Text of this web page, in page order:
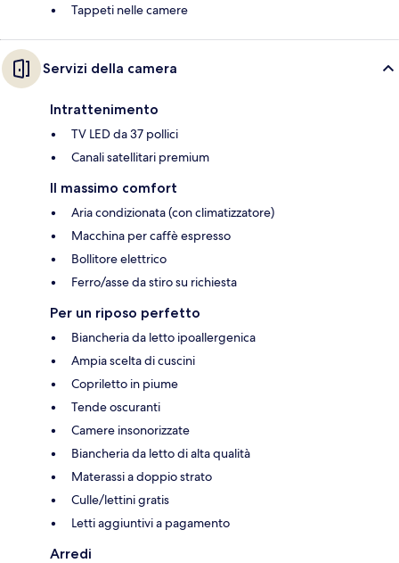
Tappeti nelle camere
Servizi della camera
Intrattenimento
TV LED da 37 pollici
Canali satellitari premium
Il massimo comfort
Aria condizionata (con climatizzatore)
Macchina per caffè espresso
Bollitore elettrico
Ferro/asse da stiro su richiesta
Per un riposo perfetto
Biancheria da letto ipoallergenica
Ampia scelta di cuscini
Copriletto in piume
Tende oscuranti
Camere insonorizzate
Biancheria da letto di alta qualità
Materassi a doppio strato
Culle/lettini gratis
Letti aggiuntivi a pagamento
Arredi